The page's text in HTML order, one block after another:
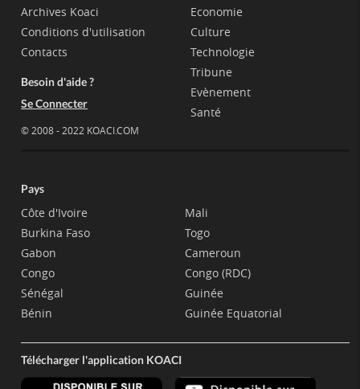
Archives Koaci
Conditions d'utilisation
Contacts
Besoin d'aide ?
Se Connecter
© 2008 - 2022 KOACI.COM
Economie
Culture
Technologie
Tribune
Evènement
Santé
Pays
Côte d'Ivoire
Burkina Faso
Gabon
Congo
Sénégal
Bénin
Mali
Togo
Cameroun
Congo (RDC)
Guinée
Guinée Equatorial
Télécharger l'application KOACI